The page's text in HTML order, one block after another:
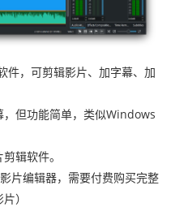
件，可剪辑影片、加字幕、加
但功能简单，类似Windows
辑软件。
片编辑器，需要付费购买完整
）